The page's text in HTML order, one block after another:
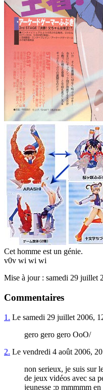
Cet homme est un génie.
v0v wi wi wi
Mise à jour : samedi 29 juillet
Commentaires
1. Le samedi 29 juillet 2006,
gero gero gero OoO/
2. Le vendredi 4 août 2006,
non serieux, je suis sur
de jeux vidéos avec sa
jeunesse :p mmmmm